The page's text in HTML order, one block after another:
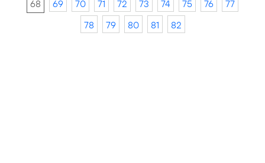
68
69 70 71 72 73 74 75 76
77
78
79 80 81 82